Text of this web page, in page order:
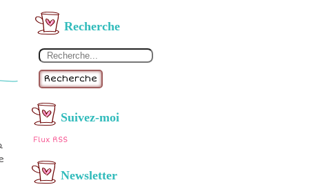
Recherche
Recherche
Suivez-moi
Flux RSS
Newsletter